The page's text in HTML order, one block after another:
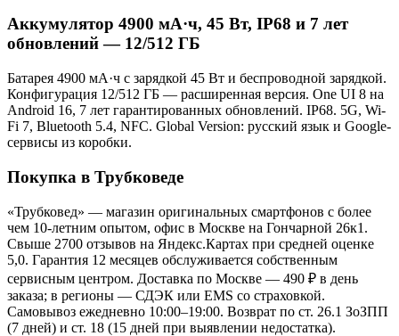
Аккумулятор 4900 мА·ч, 45 Вт, IP68 и 7 лет
обновлений — 12/512 ГБ
Батарея 4900 мА·ч с зарядкой 45 Вт и беспроводной зарядкой.
Конфигурация 12/512 ГБ — расширенная версия. One UI 8 на
Android 16, 7 лет гарантированных обновлений. IP68. 5G, Wi-
Fi 7, Bluetooth 5.4, NFC. Global Version: русский язык и Google-
сервисы из коробки.
Покупка в Трубковеде
«Трубковед» — магазин оригинальных смартфонов с более
чем 10-летним опытом, офис в Москве на Гончарной 26к1.
Свыше 2700 отзывов на Яндекс.Картах при средней оценке
5,0. Гарантия 12 месяцев обслуживается собственным
сервисным центром. Доставка по Москве — 490 ₽ в день
заказа; в регионы — СДЭК или EMS со страховкой.
Самовывоз ежедневно 10:00–19:00. Возврат по ст. 26.1 ЗоЗПП
(7 дней) и ст. 18 (15 дней при выявлении недостатка).